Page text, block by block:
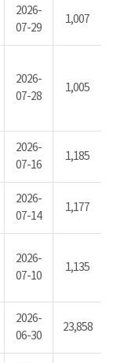
2026-
07-29
1,007
2026-
07-28
1,005
2026-
07-16
1,185
2026-
07-14
1,177
2026-
07-10
1,135
2026-
06-30
23,858